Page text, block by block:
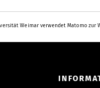
Weimar verwendet Matomo zur